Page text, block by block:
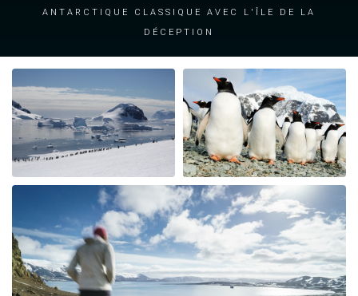
Antarctique classique avec l'île de la
Déception